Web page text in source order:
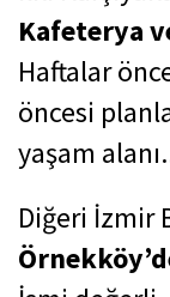
Kafeterya
Haftalar
öncesi
yaşam
Diğeri İzmir